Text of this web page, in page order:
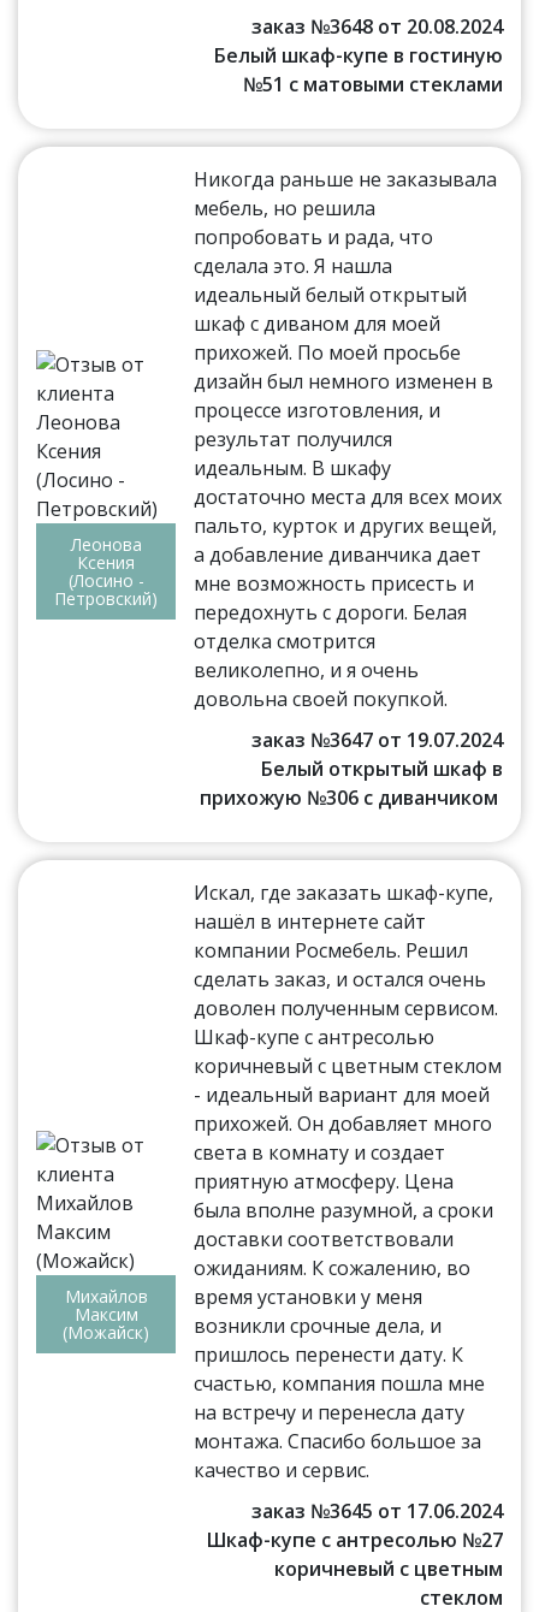
заказ №3648 от 20.08.2024
Белый шкаф-купе в гостиную
№51 с матовыми стеклами
Леонова
Ксения
(Лосино -
Петровский)
Никогда раньше не заказывала
мебель, но решила
попробовать и рада, что
сделала это. Я нашла
идеальный белый открытый
шкаф с диваном для моей
прихожей. По моей просьбе
дизайн был немного изменен в
процессе изготовления, и
результат получился
идеальным. В шкафу
достаточно места для всех моих
пальто, курток и других вещей,
а добавление диванчика дает
мне возможность присесть и
передохнуть с дороги. Белая
отделка смотрится
великолепно, и я очень
довольна своей покупкой.
заказ №3647 от 19.07.2024
Белый открытый шкаф в
прихожую №306 с диванчиком
Михайлов
Максим
(Можайск)
Искал, где заказать шкаф-купе,
нашёл в интернете сайт
компании Росмебель. Решил
сделать заказ, и остался очень
доволен полученным сервисом.
Шкаф-купе с антресолью
коричневый с цветным стеклом
- идеальный вариант для моей
прихожей. Он добавляет много
света в комнату и создает
приятную атмосферу. Цена
была вполне разумной, а сроки
доставки соответствовали
ожиданиям. К сожалению, во
время установки у меня
возникли срочные дела, и
пришлось перенести дату. К
счастью, компания пошла мне
на встречу и перенесла дату
монтажа. Спасибо большое за
качество и сервис.
заказ №3645 от 17.06.2024
Шкаф-купе с антресолью №27
коричневый с цветным
стеклом